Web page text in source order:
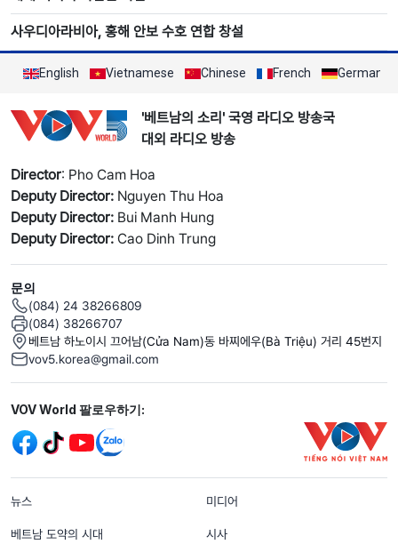
사우디아라비아, 홍해 안보 수호 연합 창설
English Vietnamese Chinese French German
'베트남의 소리' 국영 라디오 방송국
대외 라디오 방송
Director: Pho Cam Hoa
Deputy Director: Nguyen Thu Hoa
Deputy Director: Bui Manh Hung
Deputy Director: Cao Dinh Trung
문의
(084) 24 38266809
(084) 38266707
베트남 하노이시 끄어남(Cửa Nam)동 바찌에우(Bà Triệu) 거리 45번지
vov5.korea@gmail.com
Mạng xã hội
VOV World 팔로우하기:
menu footer tiếng Hàn
뉴스 미디어
베트남 도약의 시대 시사